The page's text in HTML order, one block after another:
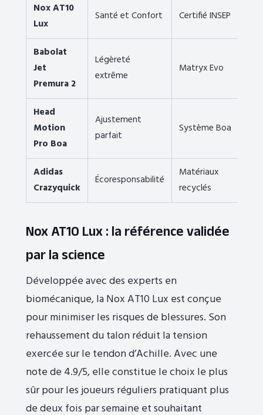
Nox AT10
Lux
Santé et Confort Certifié INSEP
Babolat
Jet
Premura 2
Légèreté
extrême
Matryx Evo
Head
Motion
Pro Boa
Ajustement
parfait
Système Boa
Adidas
Crazyquick
Écoresponsabilité
Matériaux
recyclés
Nox AT10 Lux : la référence validée
par la science
Développée avec des experts en
biomécanique, la Nox AT10 Lux est conçue
pour minimiser les risques de blessures. Son
rehaussement du talon réduit la tension
exercée sur le tendon d’Achille. Avec une
note de 4.9/5, elle constitue le choix le plus
sûr pour les joueurs réguliers pratiquant plus
de deux fois par semaine et souhaitant